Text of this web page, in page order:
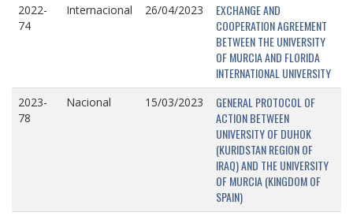
2022-
74
Internacional 26/04/2023
EXCHANGE AND
COOPERATION AGREEMENT
BETWEEN THE UNIVERSITY
OF MURCIA AND FLORIDA
INTERNATIONAL UNIVERSITY
2023-
78
Nacional 15/03/2023
GENERAL PROTOCOL OF
ACTION BETWEEN
UNIVERSITY OF DUHOK
(KURIDSTAN REGION OF
IRAQ) AND THE UNIVERSITY
OF MURCIA (KINGDOM OF
SPAIN)